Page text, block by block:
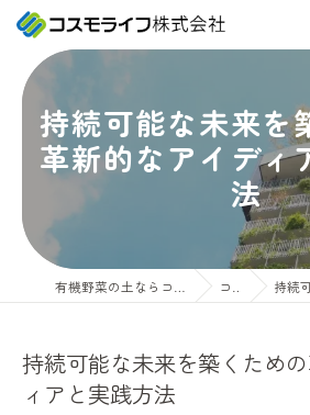
持続可能な未来を
革新的なアイディ
法
コラム 持続可能な
持続可能な未来を築くため
ィアと実践方法